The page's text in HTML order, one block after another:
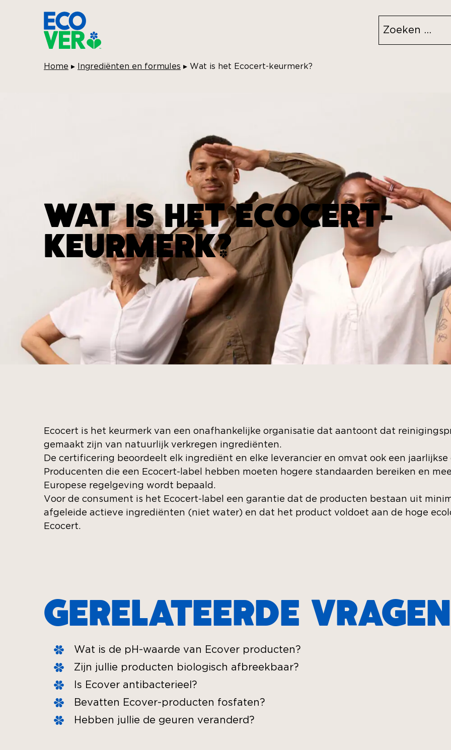
Zoeken
Breadcrumbs:
Home ▸ Ingrediënten en formules ▸ Wat is het Ecocert-keurmerk?
WAT IS HET ECOCERT-
KEURMERK?
Ecocert is het keurmerk van een onafhankelijke organisatie dat aantoont dat
gemaakt zijn van natuurlijk verkregen ingrediënten.
De certificering beoordeelt elk ingrediënt en elke leverancier en omvat ook een
Producenten die een Ecocert-label hebben moeten hogere standaarden bereiken en
Europese regelgeving wordt bepaald.
Voor de consument is het Ecocert-label een garantie dat de producten bestaan uit
afgeleide actieve ingrediënten (niet water) en dat het product voldoet aan de hoge
Ecocert.
GERELATEERDE VRAGEN
Wat is de pH-waarde van Ecover producten?
Zijn jullie producten biologisch afbreekbaar?
Is Ecover antibacterieel?
Bevatten Ecover-producten fosfaten?
Hebben jullie de geuren veranderd?